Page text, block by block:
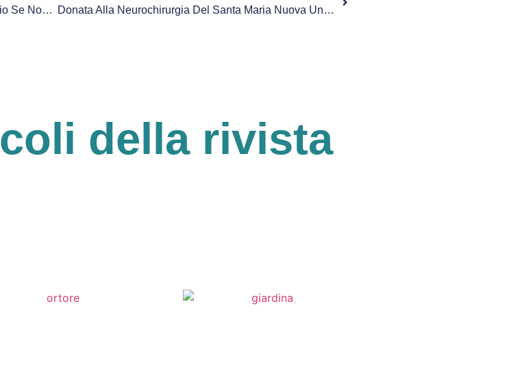
Un’aspirina Al Giorno Non Dà Nessun Beneficio Se Non Sei A Rischio
Donata Alla Neurochirurgia Del Santa Maria Nuova Una Colonna Per Neurochirurgia Endoscopica
della rivista